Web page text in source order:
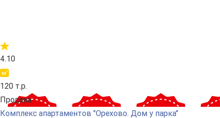
4.10
120 т.р.
Продана
Комплекс апартаментов "Орехово. Дом у парка"